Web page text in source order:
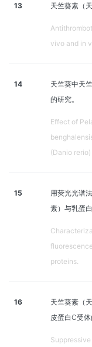
13 天竺葵素（
vivo and in
14
天竺葵中天
的研究。
Effect of
(Danio rerio)
15
用荧光光谱
素）与乳蛋白
proteins.
16
天竺葵素（
皮蛋白C受体